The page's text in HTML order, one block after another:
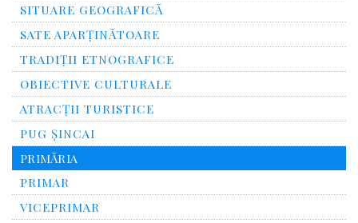
SITUARE GEOGRAFICĂ
SATE APARȚINĂTOARE
TRADIȚII ETNOGRAFICE
OBIECTIVE CULTURALE
ATRACȚII TURISTICE
PUG ȘINCAI
PRIMĂRIA
PRIMAR
VICEPRIMAR